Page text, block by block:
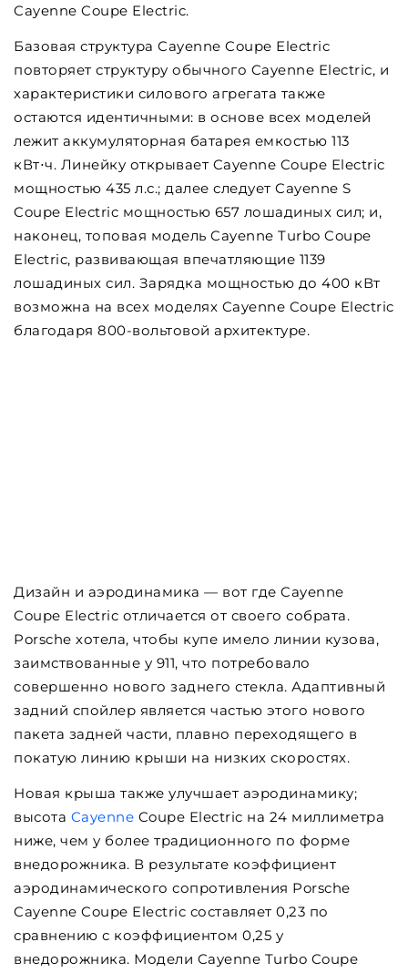
Cayenne Coupe Electric.
Базовая структура Cayenne Coupe Electric
повторяет структуру обычного Cayenne Electric, и
характеристики силового агрегата также
остаются идентичными: в основе всех моделей
лежит аккумуляторная батарея емкостью 113
кВт⋅ч. Линейку открывает Cayenne Coupe Electric
мощностью 435 л.с.; далее следует Cayenne S
Coupe Electric мощностью 657 лошадиных сил; и,
наконец, топовая модель Cayenne Turbo Coupe
Electric, развивающая впечатляющие 1139
лошадиных сил. Зарядка мощностью до 400 кВт
возможна на всех моделях Cayenne Coupe Electric
благодаря 800-вольтовой архитектуре.
Дизайн и аэродинамика — вот где Cayenne
Coupe Electric отличается от своего собрата.
Porsche хотела, чтобы купе имело линии кузова,
заимствованные у 911, что потребовало
совершенно нового заднего стекла. Адаптивный
задний спойлер является частью этого нового
пакета задней части, плавно переходящего в
покатую линию крыши на низких скоростях.
Новая крыша также улучшает аэродинамику;
высота Cayenne Coupe Electric на 24 миллиметра
ниже, чем у более традиционного по форме
внедорожника. В результате коэффициент
аэродинамического сопротивления Porsche
Cayenne Coupe Electric составляет 0,23 по
сравнению с коэффициентом 0,25 у
внедорожника. Модели Cayenne Turbo Coupe